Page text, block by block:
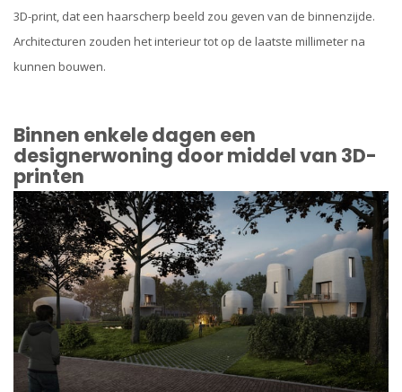
3D-print, dat een haarscherp beeld zou geven van de binnenzijde.
Architecturen zouden het interieur tot op de laatste millimeter na
kunnen bouwen.
Binnen enkele dagen een
designerwoning door middel van 3D-
printen